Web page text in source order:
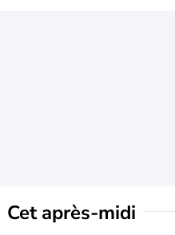
Cet après-midi